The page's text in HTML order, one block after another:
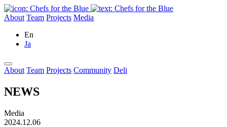
About Team Projects Media
En
Ja
About Team Projects Community Deli
NEWS
Media
2024.12.06